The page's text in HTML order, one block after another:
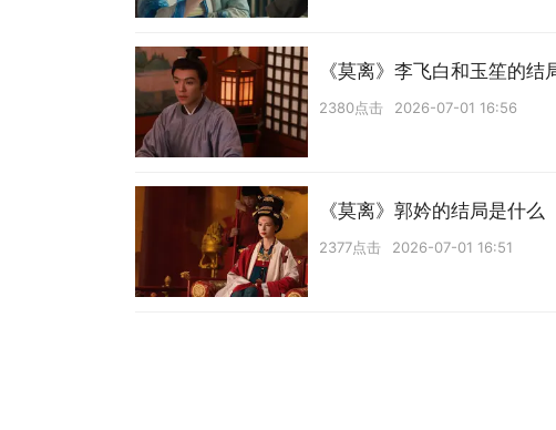
《莫离》李飞白和玉笙的结
2380点击 2026-07-01 16:56
《莫离》郭妗的结局是什么
2377点击 2026-07-01 16:51